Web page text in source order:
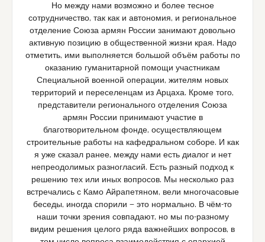
Но между нами возможно и более тесное
сотрудничество, так как и автономия, и региональное
отделение Союза армян России занимают довольно
активную позицию в общественной жизни края. Надо
отметить, ими выполняется большой объём работы по
оказанию гуманитарной помощи участникам
Специальной военной операции, жителям новых
территорий и переселенцам из Арцаха. Кроме того,
представители регионального отделения Союза
армян России принимают участие в
благотворительном фонде, осуществляющем
строительные работы на кафедральном соборе. И как
я уже сказал ранее, между нами есть диалог и нет
непреодолимых разногласий. Есть разный подход к
решению тех или иных вопросов. Мы несколько раз
встречались с Камо Айрапетяном, вели многочасовые
беседы, иногда спорили — это нормально. В чём-то
наши точки зрения совпадают, но мы по-разному
видим решения целого ряда важнейших вопросов, в